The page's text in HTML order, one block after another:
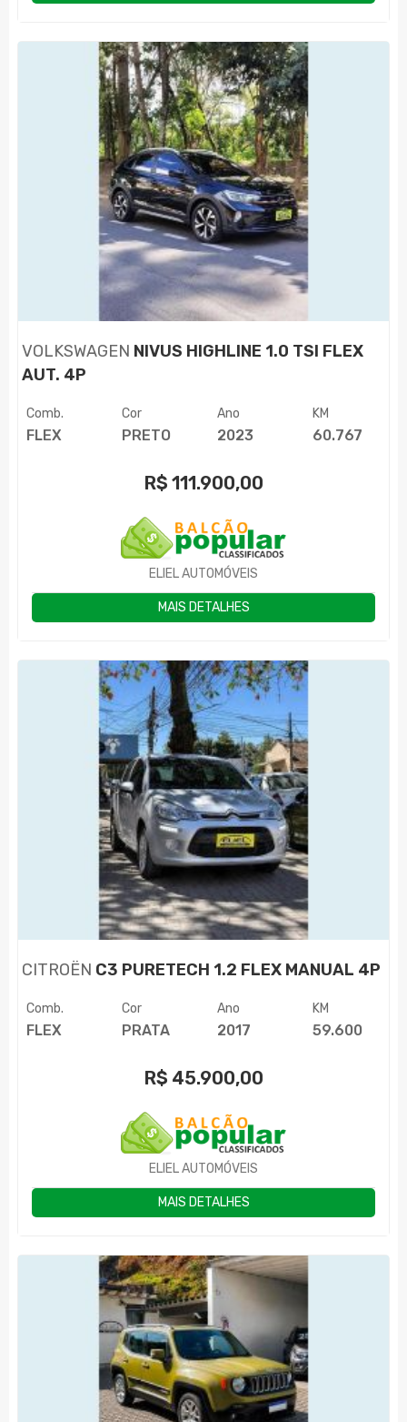
VOLKSWAGEN NIVUS HIGHLINE 1.0 TSI FLEX
AUT. 4P
Comb.
FLEX
Cor
PRETO
Ano
2023
KM
60.767
R$ 111.900,00
ELIEL AUTOMÓVEIS
MAIS DETALHES
CITROËN C3 PURETECH 1.2 FLEX MANUAL 4P
Comb.
FLEX
Cor
PRATA
Ano
2017
KM
59.600
R$ 45.900,00
ELIEL AUTOMÓVEIS
MAIS DETALHES